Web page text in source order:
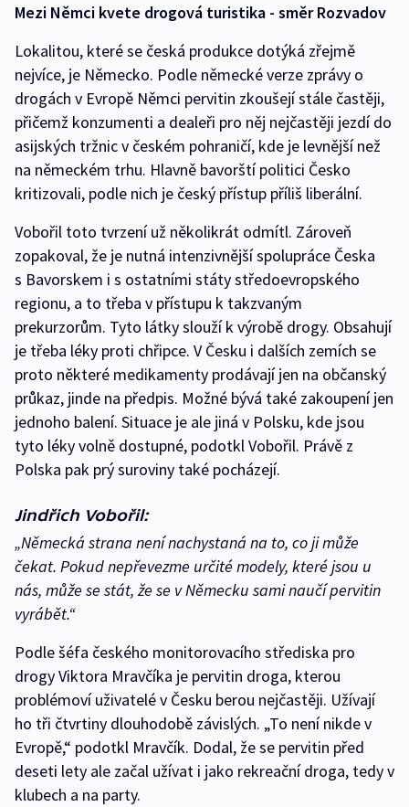
Mezi Němci kvete drogová turistika - směr Rozvadov
Lokalitou, které se česká produkce dotýká zřejmě
nejvíce, je Německo. Podle německé verze zprávy o
drogách v Evropě Němci pervitin zkoušejí stále častěji,
přičemž konzumenti a dealeři pro něj nejčastěji jezdí do
asijských tržnic v českém pohraničí, kde je levnější než
na německém trhu. Hlavně bavorští politici Česko
kritizovali, podle nich je český přístup příliš liberální.
Vobořil toto tvrzení už několikrát odmítl. Zároveň
zopakoval, že je nutná intenzivnější spolupráce Česka
s Bavorskem i s ostatními státy středoevropského
regionu, a to třeba v přístupu k takzvaným
prekurzorům. Tyto látky slouží k výrobě drogy. Obsahují
je třeba léky proti chřipce. V Česku i dalších zemích se
proto některé medikamenty prodávají jen na občanský
průkaz, jinde na předpis. Možné bývá také zakoupení jen
jednoho balení. Situace je ale jiná v Polsku, kde jsou
tyto léky volně dostupné, podotkl Vobořil. Právě z
Polska pak prý suroviny také pocházejí.
Jindřich Vobořil:
„Německá strana není nachystaná na to, co ji může
čekat. Pokud nepřevezme určité modely, které jsou u
nás, může se stát, že se v Německu sami naučí pervitin
vyrábět.“
Podle šéfa českého monitorovacího střediska pro
drogy Viktora Mravčíka je pervitin droga, kterou
problémoví uživatelé v Česku berou nejčastěji. Užívají
ho tři čtvrtiny dlouhodobě závislých. „To není nikde v
Evropě,“ podotkl Mravčík. Dodal, že se pervitin před
deseti lety ale začal užívat i jako rekreační droga, tedy v
klubech a na party.